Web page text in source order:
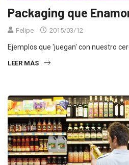
Packaging que
Felipe 2015/03/12
Ejemplos que 'juegan' con nuestro
LEER MÁS